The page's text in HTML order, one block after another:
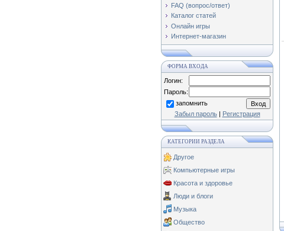
FAQ (вопрос/ответ)
Каталог статей
Онлайн игры
Интернет-магазин
ФОРМА ВХОДА
Логин:
Пароль:
запомнить
Забыл пароль| Регистрация
КАТЕГОРИИ РАЗДЕЛА
Другое
Компьютерные игры
Красота и здоровье
Люди и блоги
Музыка
Общество